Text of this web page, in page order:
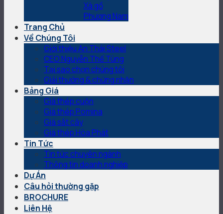
Xà gồ
Phương Nam
Trang Chủ
Về Chúng Tôi
Giới thiệu An Thái Steel
CEO Nguyễn Thế Tùng
Tại sao chọn chúng tôi
Giải thưởng & chứng nhận
Bảng Giá
Giá thép cuộn
Giá thép Pomina
Giá sắt cây
Giá thép Hòa Phát
Tin Tức
Tin tức chuyên ngành
Thông tin doanh nghiệp
Dự Án
Câu hỏi thường gặp
BROCHURE
Liên Hệ